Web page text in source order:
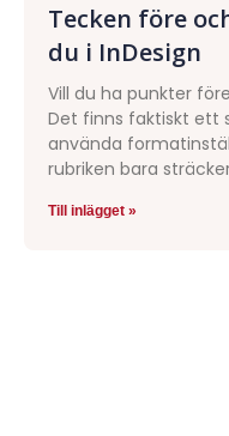
Tecken före
du i InDesign
Vill du ha punkter
Det finns faktiskt ett
använda
rubriken bara
Till inlägget »